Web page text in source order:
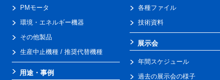
PMモータ
環境・エネルギー機器
その他製品
生産中止機種 / 推奨代替機種
用途・事例
各種ファイル
技術資料
展示会
年間スケジュール
過去の展示会の様子